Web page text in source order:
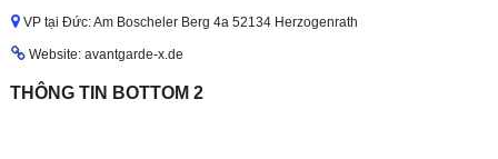
VP tại Đức: Am Boscheler Berg 4a 52134 Herzogenrath
Website: avantgarde-x.de
THÔNG TIN BOTTOM 2